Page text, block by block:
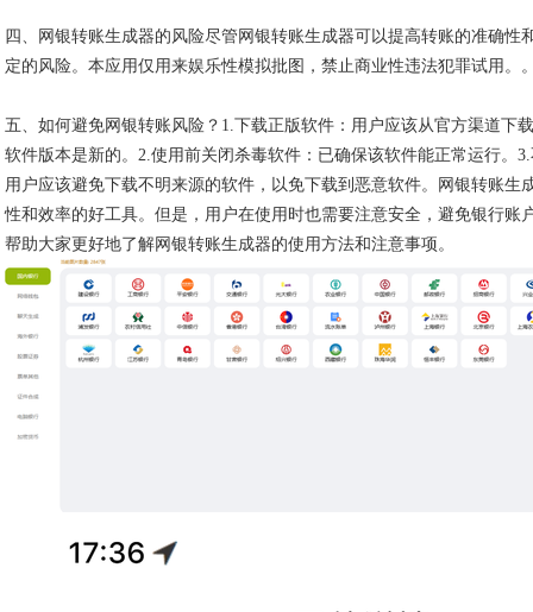
四、网银转账生成器的风险尽管网银转账生成器可以提高转账的准确性
定的风险。本应用仅用来娱乐性模拟批图，禁止商业性违法犯罪试用。
五、如何避免网银转账风险？1.下载正版软件：用户应该从官方渠道下
软件版本是新的。2.使用前关闭杀毒软件：已确保该软件能正常运行。
用户应该避免下载不明来源的软件，以免下载到恶意软件。网银转账生
性和效率的好工具。但是，用户在使用时也需要注意安全，避免银行账
帮助大家更好地了解网银转账生成器的使用方法和注意事项。